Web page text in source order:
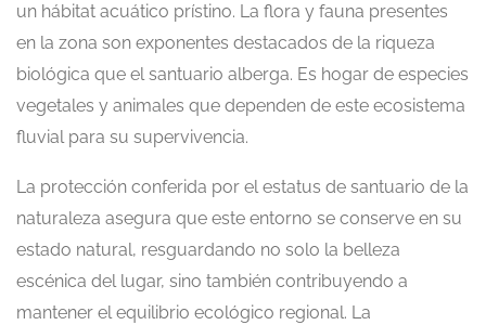
un hábitat acuático prístino. La flora y fauna presentes
en la zona son exponentes destacados de la riqueza
biológica que el santuario alberga. Es hogar de especies
vegetales y animales que dependen de este ecosistema
fluvial para su supervivencia.
La protección conferida por el estatus de santuario de la
naturaleza asegura que este entorno se conserve en su
estado natural, resguardando no solo la belleza
escénica del lugar, sino también contribuyendo a
mantener el equilibrio ecológico regional. La